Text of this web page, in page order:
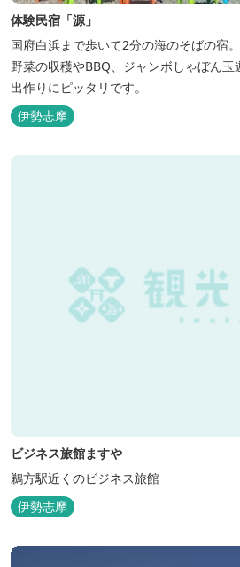
体験民宿「源」
国府白浜まで歩いて2分の海のそばの宿
野菜の収穫やBBQ、ジャンボしゃぼん
出作りにピッタリです。
伊勢志摩
ビジネス旅館ますや
鵜方駅近くのビジネス旅館
伊勢志摩